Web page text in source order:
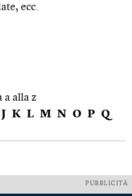
ecc.
a alla z
J K L M N O P Q
PUBBLICITÀ